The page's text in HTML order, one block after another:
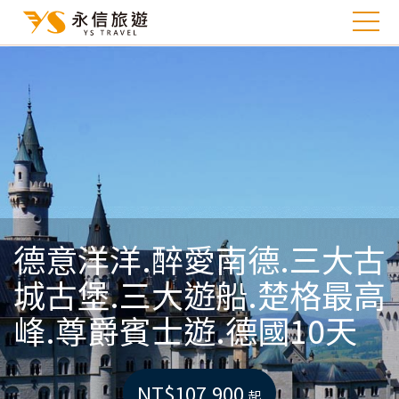
德意洋洋.醉愛南德.三大古
城古堡.三大遊船.楚格最高
峰.尊爵賓士遊.德國10天
NT$107,900